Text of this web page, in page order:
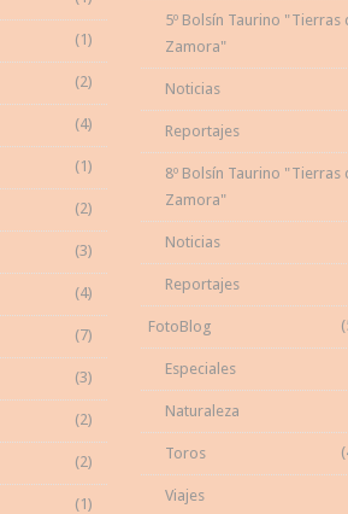
(1)
(2)
(4)
(1)
(2)
(3)
(4)
(7)
(3)
(2)
(2)
(1)
5º Bolsín Taurino "Tierras
Zamora"
Noticias
Reportajes
8º Bolsín Taurino "Tierras
Zamora"
Noticias
Reportajes
FotoBlog
Especiales
Naturaleza
Toros
Viajes